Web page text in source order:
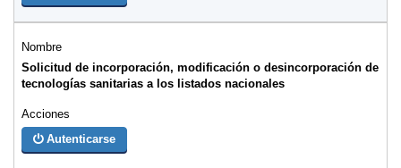
Solicitud de incorporación, modificación o desincorporación de
tecnologías sanitarias a los listados nacionales
Autenticarse